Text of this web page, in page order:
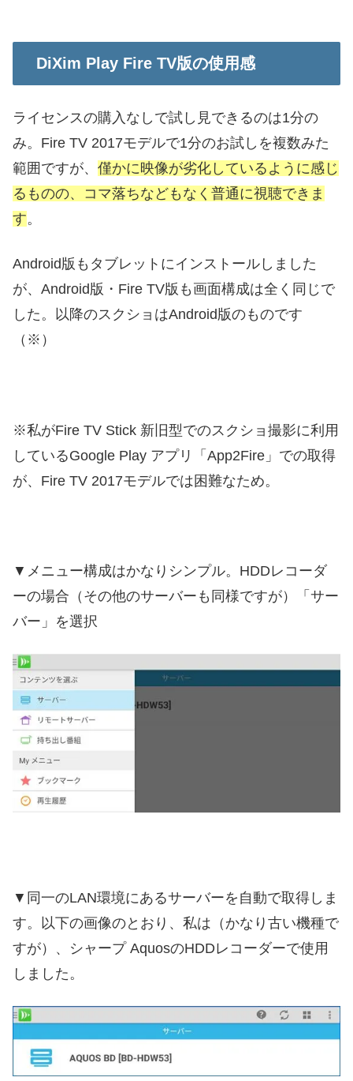
DiXim Play Fire TV版の使用感
ライセンスの購入なしで試し見できるのは1分の
み。Fire TV 2017モデルで1分のお試しを複数みた
範囲ですが、 僅かに映像が劣化しているように感じ
るものの、コマ落ちなどもなく普通に視聴できま
す。
Android版もタブレットにインストールしました
が、Android版・Fire TV版も画面構成は全く同じで
した。以降のスクショはAndroid版のものです
（※）
※私がFire TV Stick 新旧型でのスクショ撮影に利用
しているGoogle Play アプリ「App2Fire」での取得
が、Fire TV 2017モデルでは困難なため。
▼メニュー構成はかなりシンプル。HDDレコーダ
ーの場合（その他のサーバーも同様ですが）「サー
バー」を選択
▼同一のLAN環境にあるサーバーを自動で取得しま
す。以下の画像のとおり、私は（かなり古い機種で
すが）、シャープ AquosのHDDレコーダーで使用
しました。